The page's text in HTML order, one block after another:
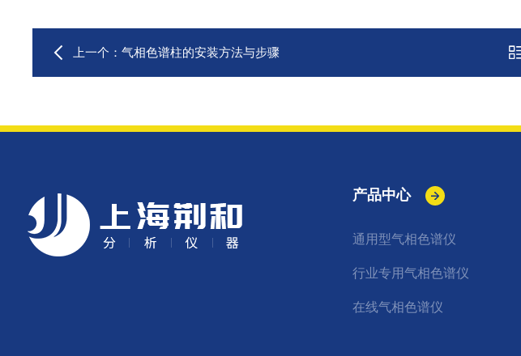
上一个：气相色谱柱的安装方法与步骤
产品中心
通用型气相色谱仪
行业专用气相色谱仪
在线气相色谱仪